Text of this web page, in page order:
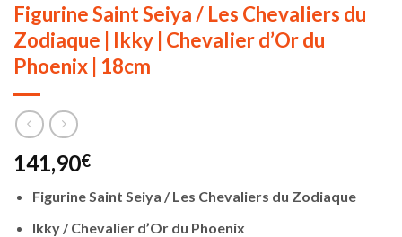
Figurine Saint Seiya / Les Chevaliers du
Zodiaque | Ikky | Chevalier d’Or du
Phoenix | 18cm
141,90€
Figurine Saint Seiya / Les Chevaliers du Zodiaque
Ikky / Chevalier d’Or du Phoenix